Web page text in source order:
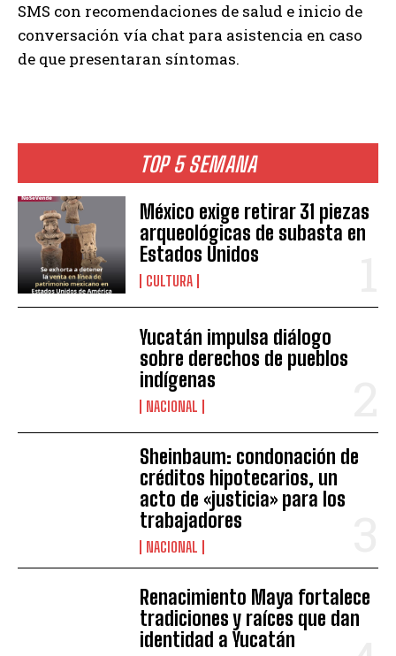
TOP 5 SEMANA
México exige retirar 31 piezas
arqueológicas de subasta en
Estados Unidos
CULTURA
Yucatán impulsa diálogo
sobre derechos de pueblos
indígenas
NACIONAL
Sheinbaum: condonación de
créditos hipotecarios, un
acto de «justicia» para los
trabajadores
NACIONAL
Renacimiento Maya fortalece
tradiciones y raíces que dan
identidad a Yucatán
SMS con recomendaciones de salud e inicio de
conversación vía chat para asistencia en caso
de que presentaran síntomas.